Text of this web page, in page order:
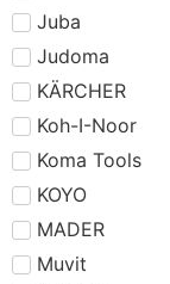
Juba
Judoma
KÄRCHER
Koh-I-Noor
Koma Tools
KOYO
MADER
Muvit